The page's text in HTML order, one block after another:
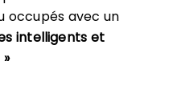
occupés avec un
intelligents et